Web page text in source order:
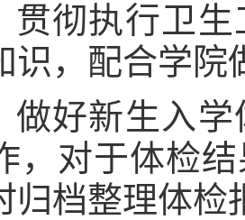
贯彻执行卫
识，配合学
做好新生入
，对于体检
归档整理体检